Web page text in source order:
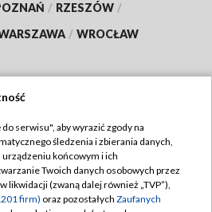
/ RZESZÓW /
/ WROCŁAW
TVP
TVP
prywatności
serwisu", aby wyrazić zgody na
śledzenia i zbierania danych,
końcowym i ich
Twoich danych osobowych przez
likwidacji (zwaną dalej również „TVP”),
firm) oraz pozostałych Zaufanych